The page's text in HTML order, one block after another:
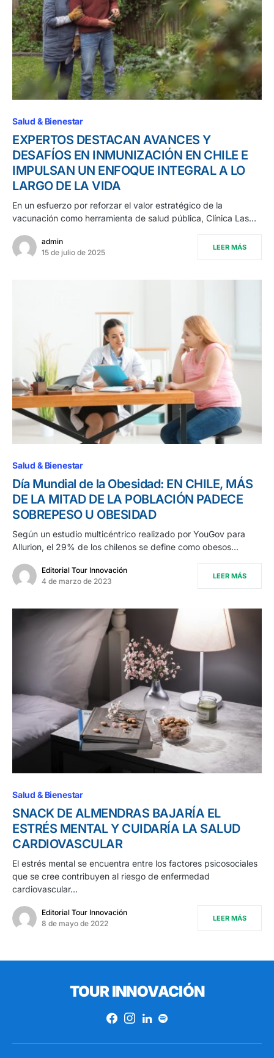
Salud & Bienestar
EXPERTOS DESTACAN AVANCES Y
DESAFÍOS EN INMUNIZACIÓN EN CHILE E
IMPULSAN UN ENFOQUE INTEGRAL A LO
LARGO DE LA VIDA
En un esfuerzo por reforzar el valor estratégico de la
vacunación como herramienta de salud pública, Clínica Las…
admin
15 de julio de 2025
LEER MÁS
Salud & Bienestar
Día Mundial de la Obesidad: EN CHILE, MÁS
DE LA MITAD DE LA POBLACIÓN PADECE
SOBREPESO U OBESIDAD
Según un estudio multicéntrico realizado por YouGov para
Allurion, el 29% de los chilenos se define como obesos…
Editorial Tour Innovación
4 de marzo de 2023
LEER MÁS
Salud & Bienestar
SNACK DE ALMENDRAS BAJARÍA EL
ESTRÉS MENTAL Y CUIDARÍA LA SALUD
CARDIOVASCULAR
El estrés mental se encuentra entre los factores psicosociales
que se cree contribuyen al riesgo de enfermedad
cardiovascular…
Editorial Tour Innovación
8 de mayo de 2022
LEER MÁS
TOUR INNOVACIÓN